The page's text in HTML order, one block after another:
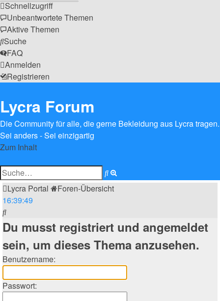
Schnellzugriff
Unbeantwortete Themen
Aktive Themen
Suche
FAQ
Anmelden
Registrieren
Lycra Forum
Die Community für alle, die gerne Bekleidung aus Lycra tragen.
Sei anders - Sei einzigartig
Zum Inhalt
Suche
Suche
Lycra Portal
Foren-Übersicht
16:39:49
Suche
Du musst registriert und angemeldet
sein, um dieses Thema anzusehen.
Benutzername:
Passwort: